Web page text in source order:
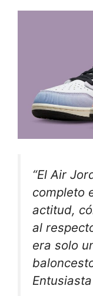
“El Air
completo
actitud,
al
era solo